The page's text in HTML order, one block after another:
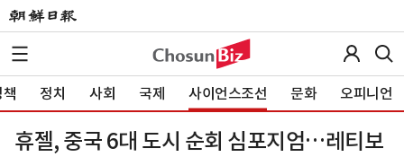
정치 사회 국제 사이언스조선 문화 오피니언
휴젤, 중국 6대 도시 순회 심포지엄…레티보